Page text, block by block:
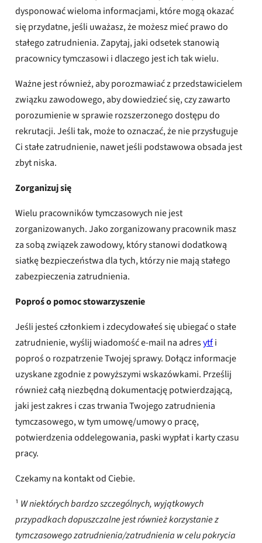
dysponować wieloma informacjami, które mogą okazać
się przydatne, jeśli uważasz, że możesz mieć prawo do
stałego zatrudnienia. Zapytaj, jaki odsetek stanowią
pracownicy tymczasowi i dlaczego jest ich tak wielu.
Ważne jest również, aby porozmawiać z przedstawicielem
związku zawodowego, aby dowiedzieć się, czy zawarto
porozumienie w sprawie rozszerzonego dostępu do
rekrutacji. Jeśli tak, może to oznaczać, że nie przysługuje
Ci stałe zatrudnienie, nawet jeśli podstawowa obsada jest
zbyt niska.
Zorganizuj się
Wielu pracowników tymczasowych nie jest
zorganizowanych. Jako zorganizowany pracownik masz
za sobą związek zawodowy, który stanowi dodatkową
siatkę bezpieczeństwa dla tych, którzy nie mają stałego
zabezpieczenia zatrudnienia.
Poproś o pomoc stowarzyszenie
Jeśli jesteś członkiem i zdecydowałeś się ubiegać o stałe
zatrudnienie, wyślij wiadomość e-mail na adresytfi
poproś o rozpatrzenie Twojej sprawy. Dołącz informacje
uzyskane zgodnie z powyższymi wskazówkami. Prześlij
również całą niezbędną dokumentację potwierdzającą,
jaki jest zakres i czas trwania Twojego zatrudnienia
tymczasowego, w tym umowę/umowy o pracę,
potwierdzenia oddelegowania, paski wypłat i karty czasu
pracy.
Czekamy na kontakt od Ciebie.
¹ W niektórych bardzo szczególnych, wyjątkowych
przypadkach dopuszczalne jest również korzystanie z
tymczasowego zatrudnienia/zatrudnienia w celu pokrycia